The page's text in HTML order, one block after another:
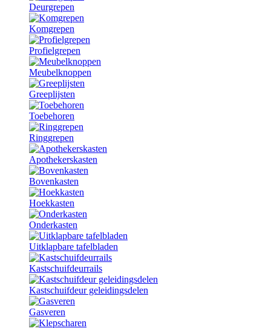
Deurgrepen
Komgrepen
Profielgrepen
Meubelknoppen
Greeplijsten
Toebehoren
Ringgrepen
Apothekerskasten
Bovenkasten
Hoekkasten
Onderkasten
Uitklapbare tafelbladen
Kastschuifdeurrails
Kastschuifdeur geleidingsdelen
Gasveren